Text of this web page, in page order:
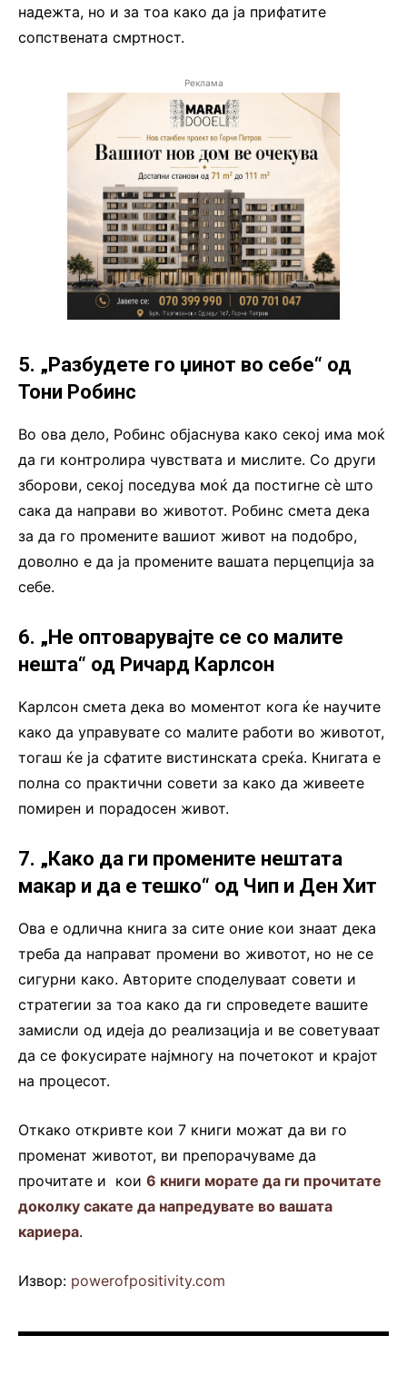
надежта, но и за тоа како да ја прифатите
сопствената смртност.
Реклама
5. „Разбудете го џинот во себе“ од
Тони Робинс
Во ова дело, Робинс објаснува како секој има моќ
да ги контролира чувствата и мислите. Со други
зборови, секој поседува моќ да постигне сè што
сака да направи во животот. Робинс смета дека
за да го промените вашиот живот на подобро,
доволно е да ја промените вашата перцепција за
себе.
6. „Не оптоварувајте се со малите
нешта“ од Ричард Карлсон
Карлсон смета дека во моментот кога ќе научите
како да управувате со малите работи во животот,
тогаш ќе ја сфатите вистинската среќа. Книгата е
полна со практични совети за како да живеете
помирен и порадосен живот.
7. „Како да ги промените нештата
макар и да е тешко“ од Чип и Ден Хит
Ова е одлична книга за сите оние кои знаат дека
треба да направат промени во животот, но не се
сигурни како. Авторите споделуваат совети и
стратегии за тоа како да ги спроведете вашите
замисли од идеја до реализација и ве советуваат
да се фокусирате најмногу на почетокот и крајот
на процесот.
Откако откривте кои 7 книги можат да ви го
променат животот, ви препорачуваме да
прочитате и кои 6 книги морате да ги прочитате
доколку сакате да напредувате во вашата
кариера.
Извор: powerofpositivity.com